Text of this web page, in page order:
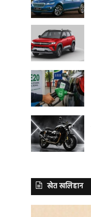
खेत खलिहान